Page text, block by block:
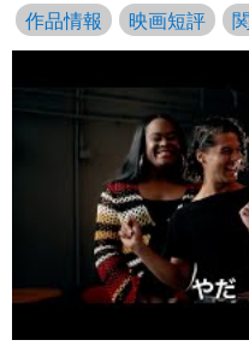
作品情報 映画短評